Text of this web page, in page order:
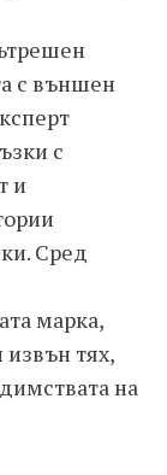
с външен
с
и
Сред
марка,
тях,
на